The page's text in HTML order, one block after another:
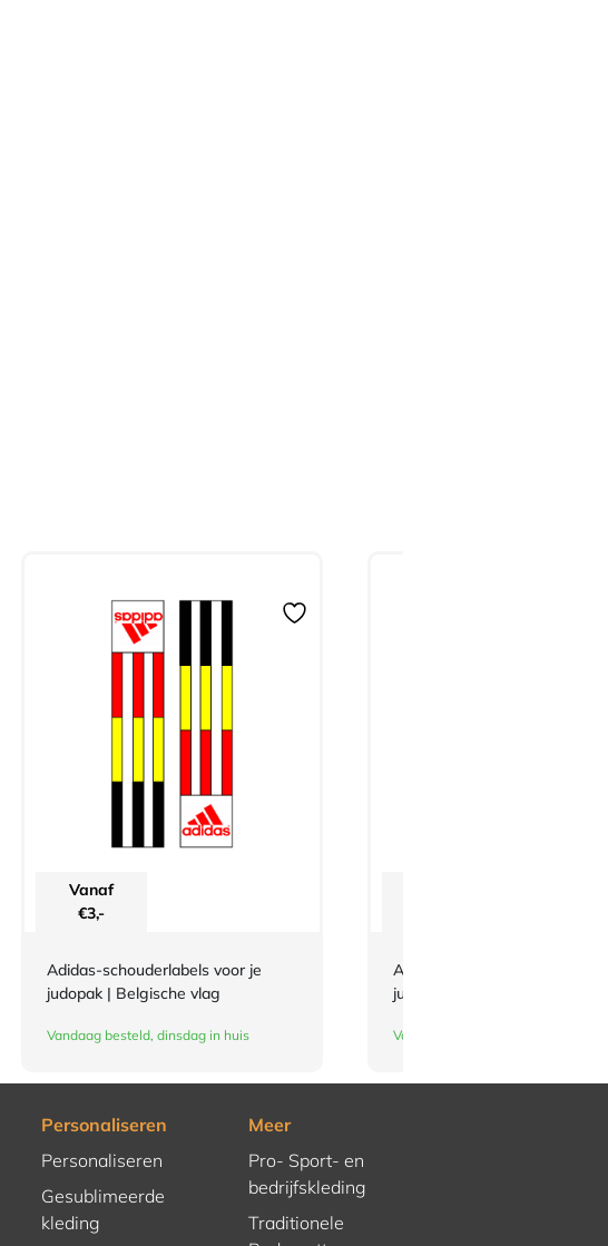
Vanaf
€3,-
Adidas-schouderlabels voor je
judopak | Belgische vlag
Vandaag besteld, dinsdag in huis
Adidas-schouderlabels voor je
judopak | groen
Vandaag besteld, dinsdag in huis
Personaliseren
Personaliseren
Gesublimeerde
kleding
Meer
Pro- Sport- en
bedrijfskleding
Traditionele